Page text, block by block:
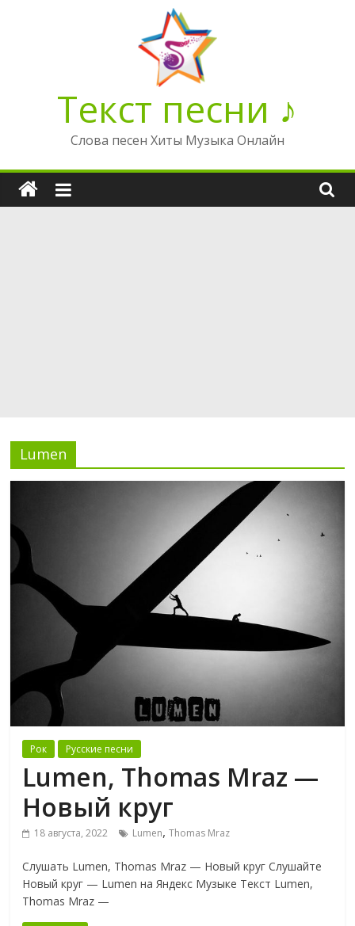
Текст песни ♪
Слова песен Хиты Музыка Онлайн
Lumen
Рок Русские песни
Lumen, Thomas Mraz —
Новый круг
18 августа, 2022 Lumen,Thomas Mraz
Слушать Lumen, Thomas Mraz — Новый круг Слушайте
Новый круг — Lumen на Яндекс Музыке Текст Lumen,
Thomas Mraz —